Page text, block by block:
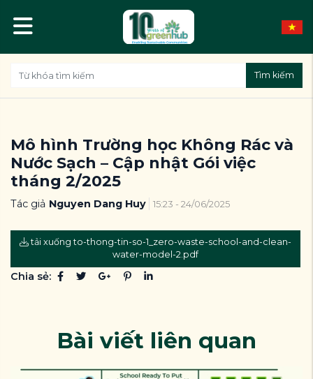
Tìm kiếm
Mô hình Trường học Không Rác và
Nước Sạch – Cập nhật Gói việc
tháng 2/2025
Tác giả Nguyen Dang Huy 15:23 - 24/06/2025
tải xuống to-thong-tin-so-1_zero-waste-school-and-clean-
water-model-2.pdf
Chia sẻ:
Bài viết liên quan